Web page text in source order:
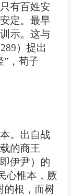
有百姓安
定。最早
示。这与
）提出
”，荀子
。出自战
的商王
伊尹）的
心惟本，厥
的根，而树